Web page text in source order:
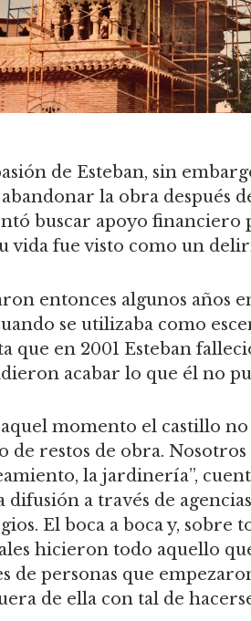
de Esteban, sin
la obra después
buscar apoyo financiero
vida fue visto como un
entonces algunos años
se utilizaba como
que en 2001 Esteban
acabar lo que él no
aquel momento el castillo
de restos de obra.
la jardinería”,
difusión a través de
El boca a boca y,
hicieron todo aquello
de personas que
de ella con tal de